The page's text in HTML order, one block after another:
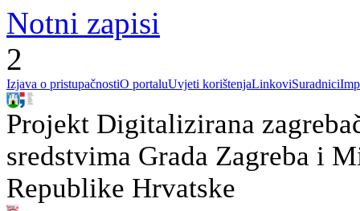
Notni zapisi
2
Izjava o pristupačnostiO portaluUvjeti korištenjaLinkoviSuradnici
Projekt Digitalizirana
sredstvima Grada Zagreba i
Republike Hrvatske